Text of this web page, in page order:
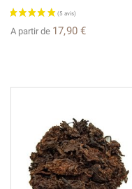
A partir de 17,90 €